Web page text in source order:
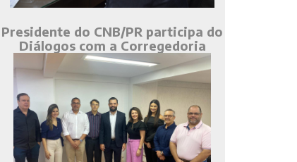
Presidente do CNB/PR participa do
Diálogos com a Corregedoria